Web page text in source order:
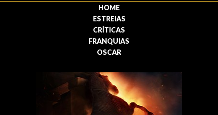
HOME
ESTREIAS
CRÍTICAS
FRANQUIAS
OSCAR